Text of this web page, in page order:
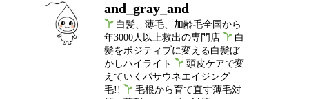
and_gray_and
白髪、薄毛、加齢毛全国から
年3000人以上救出の専門店
白
髪をポジティブに変える白髪ぼ
かしハイライト
頭皮ケアで変
えていくパサウネエイジング
毛!!
毛根から育て直す薄毛対